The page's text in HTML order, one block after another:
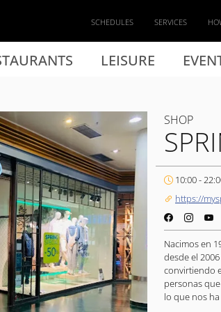
LEISURE
SCHEDULES SERVICES
SHOP
10:00 -
https://
Nacimos en
desde el
convirtiendo
personas
lo que nos